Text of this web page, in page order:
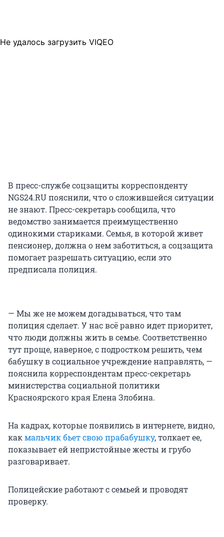
Не удалось загрузить VIQEO
В пресс-службе соцзащиты корреспонденту
NGS24.RU пояснили, что о сложившейся ситуации
не знают. Пресс-секретарь сообщила, что
ведомство занимается преимущественно
одинокими стариками. Семья, в которой живет
пенсионер, должна о нем заботиться, а соцзащита
помогает разрешать ситуацию, если это
предписала полиция.
— Мы же не можем догадываться, что там
полиция сделает. У нас всё равно идет приоритет,
что люди должны жить в семье. Соответственно
тут проще, наверное, с подростком решить, чем
бабушку в социальное учреждение направлять, —
пояснила корреспондентам пресс-секретарь
министерства социальной политики
Красноярского края Елена Злобина.
На кадрах, которые появились в интернете, видно,
какмальчик бьет свою прабабушку, толкает ее,
показывает ей непристойные жесты и грубо
разговаривает.
Полицейские работают с семьей и проводят
проверку.